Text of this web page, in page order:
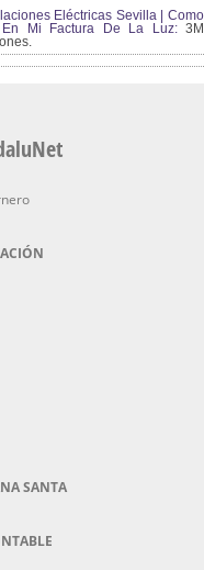
Eléctricas Sevilla | Como
En Mi Factura De La Luz:3M
SANTA